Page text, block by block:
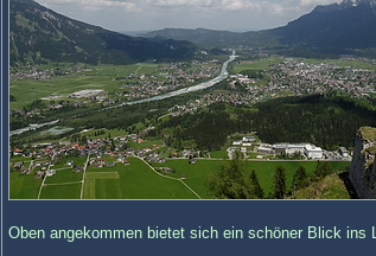
Oben angekommen bietet sich ein schöner Blick ins